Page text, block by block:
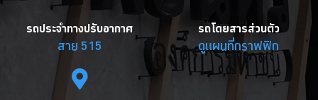
รถประจำทางปรับอากาศ
สาย 515
รถโดยสารส่วนตัว
ดูแผนที่กราฟฟิก